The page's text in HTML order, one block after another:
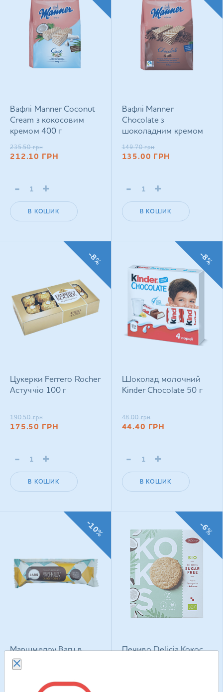
Вафлі Manner Coconut
Cream з кокосовим
кремом 400 г
235.50 грн
212.10 ГРН
- +
В КОШИК
Вафлі Manner
Chocolate з
шоколадним кремом
149.70 грн
135.00 ГРН
- +
В КОШИК
Цукерки Ferrero Rocher
Астуччіо 100 г
190.50 грн
175.50 ГРН
- +
В КОШИК
-8%
Шоколад молочний
Kinder Chocolate 50 г
48.00 грн
44.40 ГРН
- +
В КОШИК
-8%
Маршмелоу Baru в
молочному шоколаді
Кранчі Фундук 30 г
грн
-10%
Печиво Delicia Кокос
-6%